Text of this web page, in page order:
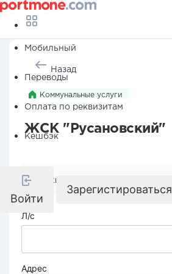
Мобильный
Переводы
Оплата по реквизитам
Кешбэк
Войти
Зарегистироваться
Назад
Коммунальные услуги
ЖСК "Русановский"
Реквизиты компании
Л/с
Адрес